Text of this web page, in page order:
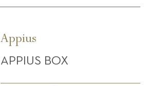
Appius
APPIUS BOX